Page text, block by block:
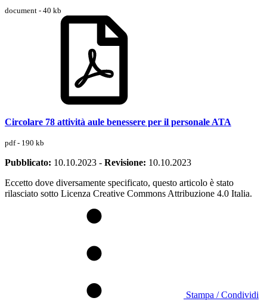
document - 40 kb
Circolare 78 attività aule benessere per il personale ATA
pdf - 190 kb
Pubblicato: 10.10.2023 - Revisione: 10.10.2023
Eccetto dove diversamente specificato, questo articolo è stato
rilasciato sotto Licenza Creative Commons Attribuzione 4.0 Italia.
Stampa / Condividi